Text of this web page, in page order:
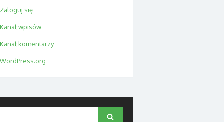
Zaloguj się
Kanał wpisów
Kanał komentarzy
WordPress.org
Search